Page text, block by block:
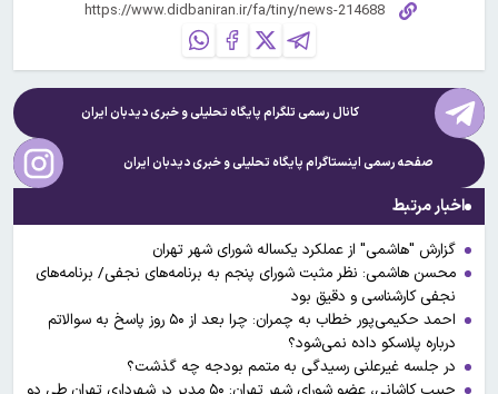
کانال رسمی تلگرام پایگاه تحلیلی و خبریدیدبان ایران
صفحه رسمی اینستاگرام پایگاه تحلیلی و خبریدیدبان ایران
اخبار مرتبط
گزارش "هاشمی" از عملکرد یکساله شورای شهر تهران
محسن هاشمی: نظر مثبت شورای پنجم به برنامه‌های نجفی/ برنامه‌های
نجفی کارشناسی و دقیق بود
احمد حکیمی‌پور خطاب به چمران: چرا بعد از ۵۰ روز پاسخ به سوالاتم
درباره پلاسکو داده نمی‌شود؟
در جلسه غیرعلنی رسیدگی به متمم بودجه چه گذشت؟